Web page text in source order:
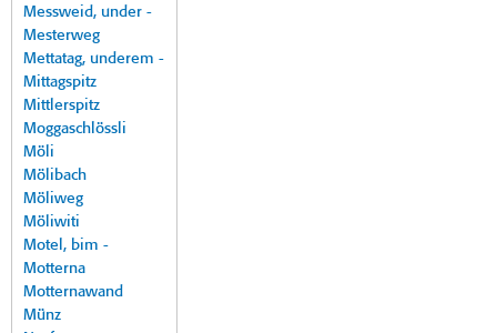
Messweid, under -
Mesterweg
Mettatag, underem -
Mittagspitz
Mittlerspitz
Moggaschlössli
Möli
Mölibach
Möliweg
Möliwiti
Motel, bim -
Motterna
Motternawand
Münz